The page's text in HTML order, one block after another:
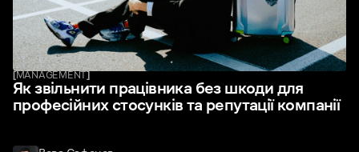
MANAGEMENT
Як звільнити працівника без шкоди для
професійних стосунків та репутації компанії